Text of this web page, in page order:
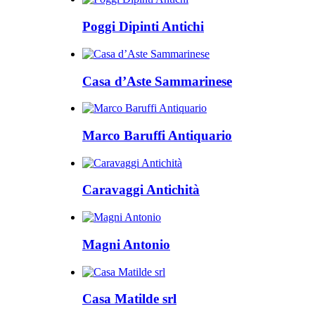
Poggi Dipinti Antichi
Casa d’Aste Sammarinese
Marco Baruffi Antiquario
Caravaggi Antichità
Magni Antonio
Casa Matilde srl